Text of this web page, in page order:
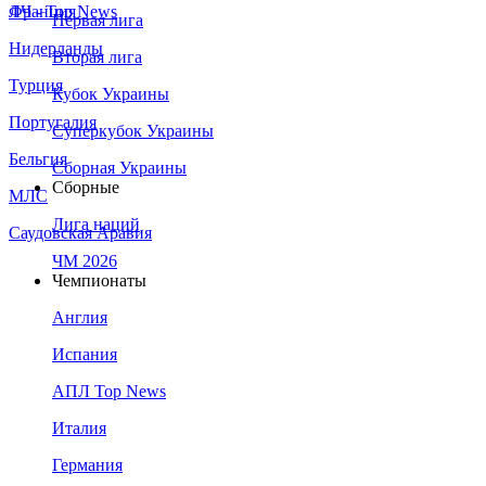
Франция
Нидерланды
Турция
Португалия
Бельгия
МЛС
Саудовская Аравия
ЛЧ - Top News
Первая лига
Вторая лига
Кубок Украины
Суперкубок Украины
Сборная Украины
Сборные
Лига наций
ЧМ 2026
Чемпионаты
Англия
Испания
АПЛ Top News
Италия
Германия